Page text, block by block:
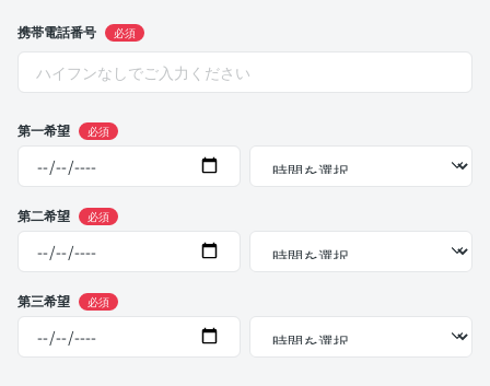
携帯電話番号 必須
第一希望 必須
第二希望 必須
第三希望 必須